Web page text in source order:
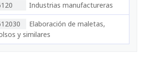
Industrias manufactureras
Elaboración de maletas,
y similares